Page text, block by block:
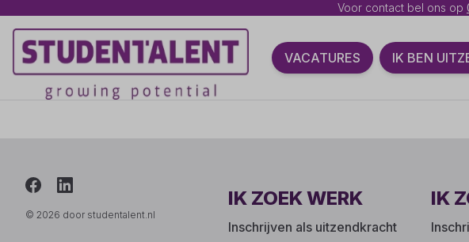
Voor contact bel ons op
VACATURES IK BEN
© 2026 door studentalent.nl
IK ZOEK WERK
Inschrijven als uitzendkracht
IK